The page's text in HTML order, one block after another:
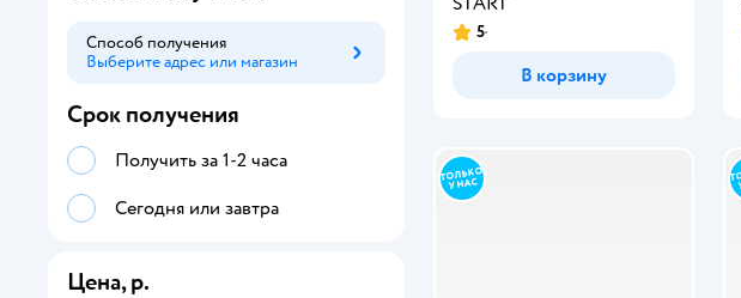
5
В корзину
Способ получения
Выберите адрес или магазин
Способ получения
Срок получения
Получить за 1-2 часа
Сегодня или завтра
Цена, р.